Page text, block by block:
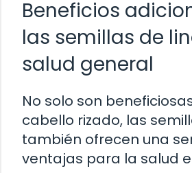
Beneficios
las semillas de
salud general
No solo son
cabello rizado, las
también ofrecen una
ventajas para la salud